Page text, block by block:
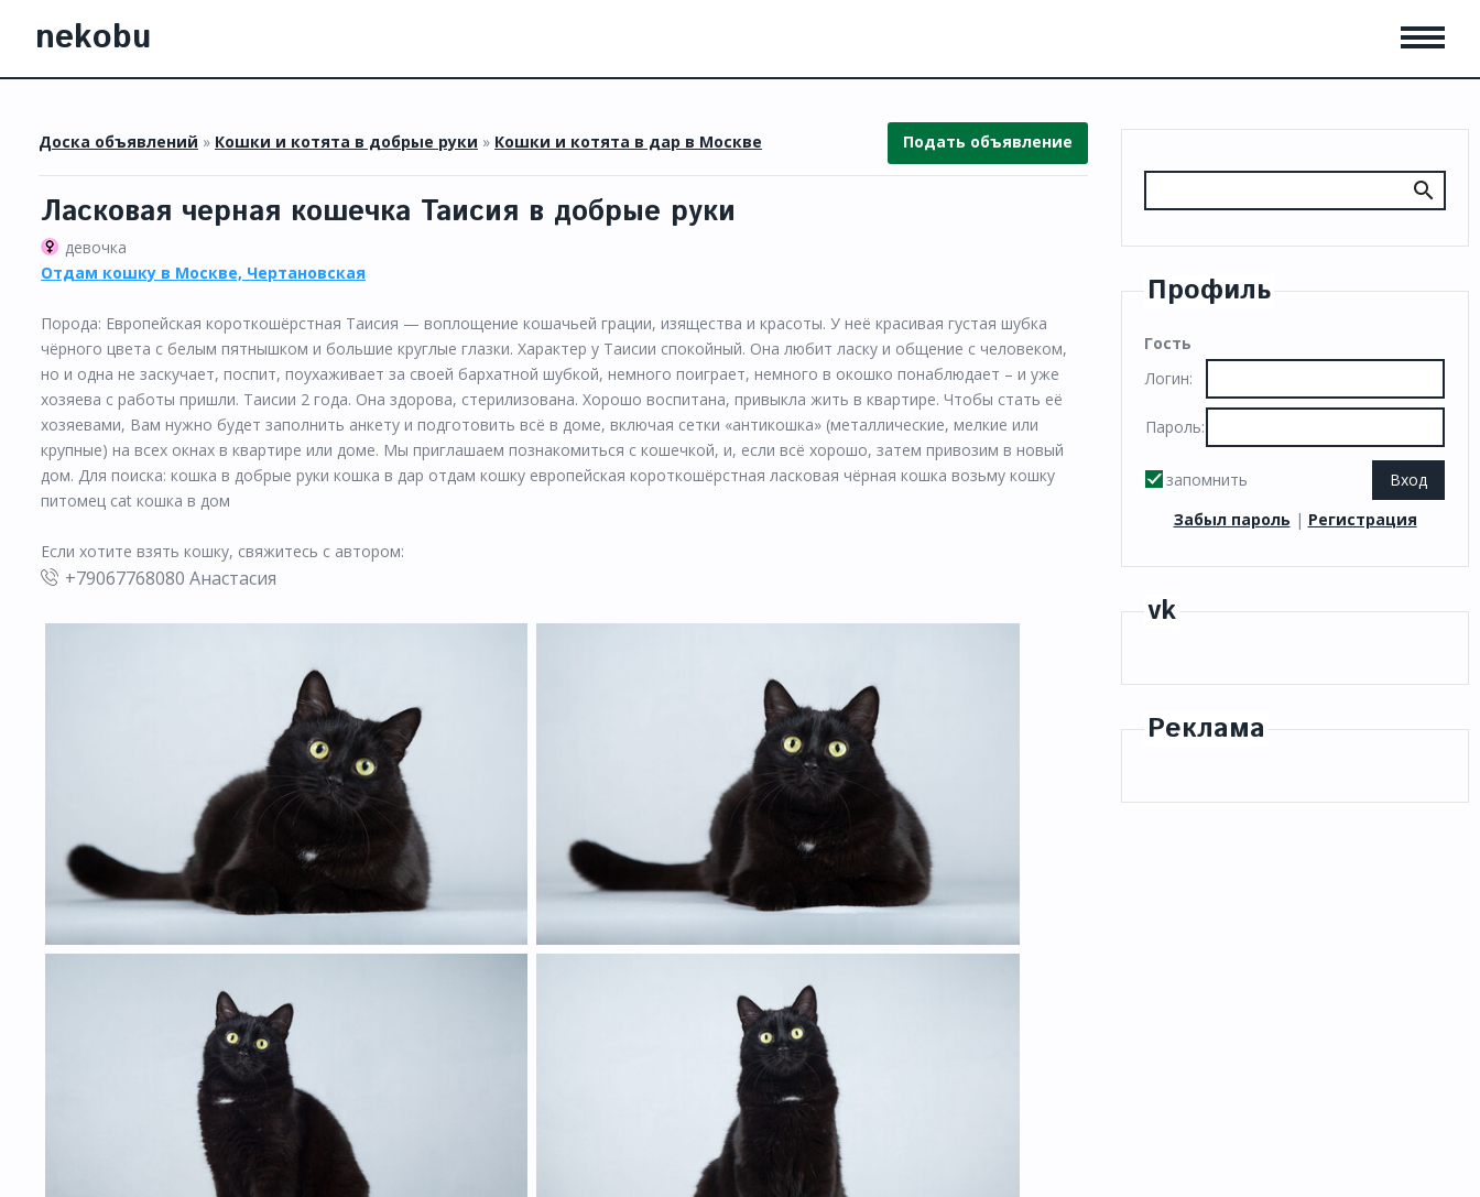
nekobu
Доска объявлений » Кошки и котята в добрые руки » Кошки и котята в дар в Москве Подать объявление
Ласковая черная кошечка Таисия в добрые руки
девочка
Отдам кошку в Москве, Чертановская
Порода: Европейская короткошёрстная Таисия — воплощение кошачьей грации, изящества и красоты. У неё красивая густая шубка
чёрного цвета с белым пятнышком и большие круглые глазки. Характер у Таисии спокойный. Она любит ласку и общение с человеком,
но и одна не заскучает, поспит, поухаживает за своей бархатной шубкой, немного поиграет, немного в окошко понаблюдает – и уже
хозяева с работы пришли. Таисии 2 года. Она здорова, стерилизована. Хорошо воспитана, привыкла жить в квартире. Чтобы стать её
хозяевами, Вам нужно будет заполнить анкету и подготовить всё в доме, включая сетки «антикошка» (металлические, мелкие или
крупные) на всех окнах в квартире или доме. Мы приглашаем познакомиться с кошечкой, и, если всё хорошо, затем привозим в новый
дом. Для поиска: кошка в добрые руки кошка в дар отдам кошку европейская короткошёрстная ласковая чёрная кошка возьму кошку
питомец cat кошка в дом
Если хотите взять кошку, свяжитесь с автором:
+79067768080 Анастасия
Профиль
Гость
Логин:
Пароль:
запомнить
Забыл пароль | Регистрация
vk
Реклама